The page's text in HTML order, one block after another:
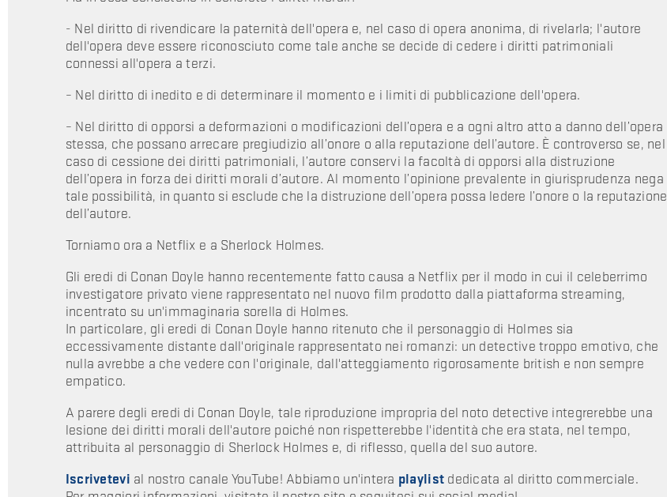
- Nel diritto di rivendicare la paternità dell'opera e, nel caso di opera anonima, di rivelarla; l'autore
dell'opera deve essere riconosciuto come tale anche se decide di cedere i diritti patrimoniali
connessi all'opera a terzi.
– Nel diritto di inedito e di determinare il momento e i limiti di pubblicazione dell'opera.
– Nel diritto di opporsi a deformazioni o modificazioni dell’opera e a ogni altro atto a danno dell’opera
stessa, che possano arrecare pregiudizio all’onore o alla reputazione dell’autore. È controverso se, nel
caso di cessione dei diritti patrimoniali, l’autore conservi la facoltà di opporsi alla distruzione
dell’opera in forza dei diritti morali d’autore. Al momento l’opinione prevalente in giurisprudenza nega
tale possibilità, in quanto si esclude che la distruzione dell’opera possa ledere l’onore o la reputazione
dell’autore.
Torniamo ora a Netflix e a Sherlock Holmes.
Gli eredi di Conan Doyle hanno recentemente fatto causa a Netflix per il modo in cui il celeberrimo
investigatore privato viene rappresentato nel nuovo film prodotto dalla piattaforma streaming,
incentrato su un'immaginaria sorella di Holmes.
In particolare, gli eredi di Conan Doyle hanno ritenuto che il personaggio di Holmes sia
eccessivamente distante dall'originale rappresentato nei romanzi: un detective troppo emotivo, che
nulla avrebbe a che vedere con l'originale, dall'atteggiamento rigorosamente british e non sempre
empatico.
A parere degli eredi di Conan Doyle, tale riproduzione impropria del noto detective integrerebbe una
lesione dei diritti morali dell'autore poiché non rispetterebbe l'identità che era stata, nel tempo,
attribuita al personaggio di Sherlock Holmes e, di riflesso, quella del suo autore.
Iscrivetevi al nostro canale YouTube! Abbiamo un'intera playlist dedicata al diritto commerciale.